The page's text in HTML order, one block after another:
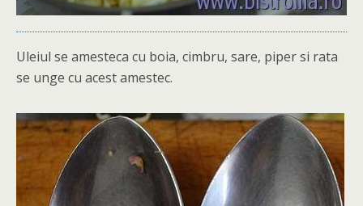
Uleiul se amesteca cu boia, cimbru, sare, piper si rata
se unge cu acest amestec.